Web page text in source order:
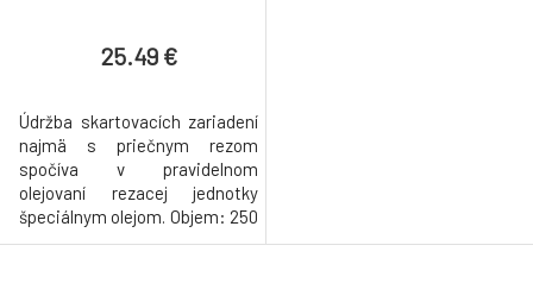
25.49 €
Údržba skartovacích zariadení
najmä s priečnym rezom
spočíva v pravidelnom
olejovaní rezacej jednotky
špeciálnym olejom. Objem: 250
ml